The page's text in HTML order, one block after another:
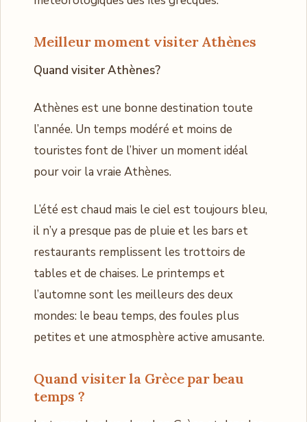
Meilleur moment visiter Athènes
Quand visiter Athènes?
Athènes est une bonne destination toute
l’année. Un temps modéré et moins de
touristes font de l’hiver un moment idéal
pour voir la vraie Athènes.
L’été est chaud mais le ciel est toujours bleu,
il n’y a presque pas de pluie et les bars et
restaurants remplissent les trottoirs de
tables et de chaises. Le printemps et
l’automne sont les meilleurs des deux
mondes: le beau temps, des foules plus
petites et une atmosphère active amusante.
Quand visiter la Grèce par beau
temps ?